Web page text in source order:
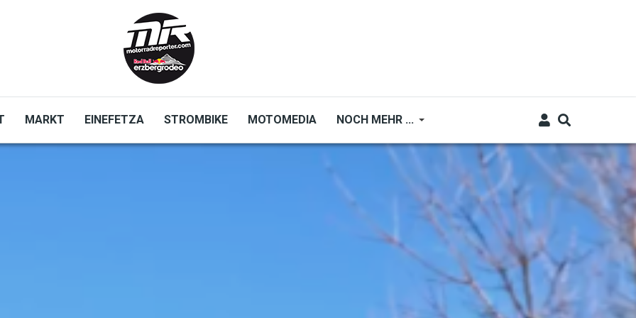
MARKT EINEFETZA STROMBIKE MOTOMEDIA NOCH MEHR ...